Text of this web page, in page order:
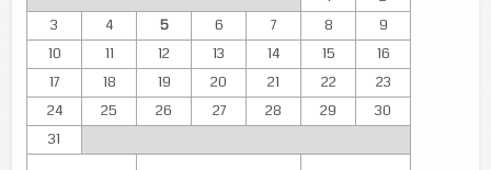
3
4 5 6 7 8
9
10
11 12 13 14 15
16
17
18 19 20 21 22
23
24
25 26 27 28 29
30
31